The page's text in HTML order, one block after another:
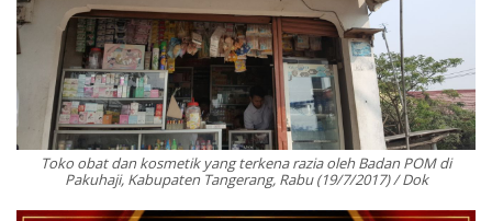
Toko obat dan kosmetik yang terkena razia oleh Badan POM di
Pakuhaji, Kabupaten Tangerang, Rabu (19/7/2017) / Dok